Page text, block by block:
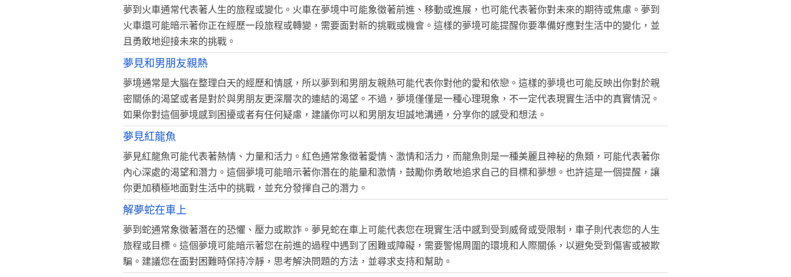
夢到火車通常代表著人生的旅程或變化。火車在夢境中可能象徵著前進、移動或進展，也可能代表著你對未來的期待或焦慮。夢到
火車還可能暗示著你正在經歷一段旅程或轉變，需要面對新的挑戰或機會。這樣的夢境可能提醒你要準備好應對生活中的變化，並
且勇敢地迎接未來的挑戰。
夢見和男朋友親熱
夢境通常是大腦在整理白天的經歷和情感，所以夢到和男朋友親熱可能代表你對他的愛和依戀。這樣的夢境也可能反映出你對於親
密關係的渴望或者是對於與男朋友更深層次的連結的渴望。不過，夢境僅僅是一種心理現象，不一定代表現實生活中的真實情況。
如果你對這個夢境感到困擾或者有任何疑慮，建議你可以和男朋友坦誠地溝通，分享你的感受和想法。
夢見紅龍魚
夢見紅龍魚可能代表著熱情、力量和活力。紅色通常象徵著愛情、激情和活力，而龍魚則是一種美麗且神秘的魚類，可能代表著你
內心深處的渴望和潛力。這個夢境可能暗示著你潛在的能量和激情，鼓勵你勇敢地追求自己的目標和夢想。也許這是一個提醒，讓
你更加積極地面對生活中的挑戰，並充分發揮自己的潛力。
解夢蛇在車上
夢到蛇通常象徵著潛在的恐懼、壓力或欺詐。夢見蛇在車上可能代表您在現實生活中感到受到威脅或受限制，車子則代表您的人生
旅程或目標。這個夢境可能暗示著您在前進的過程中遇到了困難或障礙，需要警惕周圍的環境和人際關係，以避免受到傷害或被欺
騙。建議您在面對困難時保持冷靜，思考解決問題的方法，並尋求支持和幫助。